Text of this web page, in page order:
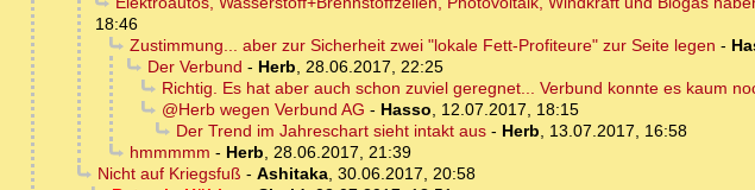
18:46
Zustimmung... aber zur Sicherheit zwei "lokale Fett-Profiteure" zur Seite legen -
Der Verbund - Herb, 28.06.2017, 22:25
Richtig. Es hat aber auch schon zuviel geregnet... Verbund konnte es kaum
@Herb wegen Verbund AG - Hasso, 12.07.2017, 18:15
Der Trend im Jahreschart sieht intakt aus- Herb, 13.07.2017, 16:58
hmmmmm - Herb, 28.06.2017, 21:39
Nicht auf Kriegsfuß - Ashitaka, 30.06.2017, 20:58